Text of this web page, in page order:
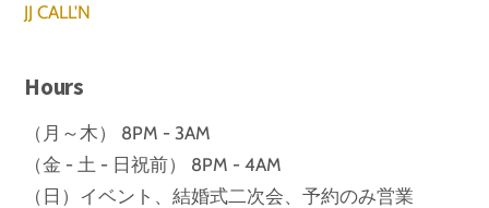
JJ CALL'N
Hours
（月～木） 8PM - 3AM
（金 - 土 - 日祝前） 8PM - 4AM
（日）イベント、結婚式二次会、予約のみ営業